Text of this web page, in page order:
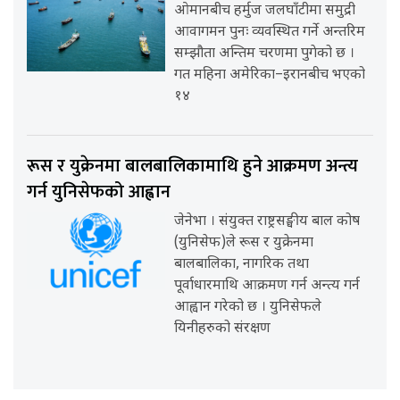
ओमानबीच हर्मुज जलघाँटीमा समुद्री
आवागमन पुनः व्यवस्थित गर्ने अन्तरिम
सम्झौता अन्तिम चरणमा पुगेको छ ।
गत महिना अमेरिका–इरानबीच भएको
१४
रूस र युक्रेनमा बालबालिकामाथि हुने आक्रमण अन्त्य
गर्न युनिसेफको आह्वान
जेनेभा । संयुक्त राष्ट्रसङ्घीय बाल कोष
(युनिसेफ)ले रूस र युक्रेनमा
बालबालिका, नागरिक तथा
पूर्वाधारमाथि आक्रमण गर्न अन्त्य गर्न
आह्वान गरेको छ । युनिसेफले
यिनीहरुको संरक्षण